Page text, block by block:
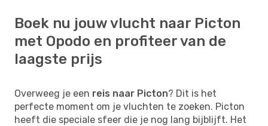
Boek nu jouw vlucht naar Picton
met Opodo en profiteer van de
laagste prijs
Overweeg je een reis naar Picton? Dit is het
perfecte moment om je vluchten te zoeken. Picton
heeft die speciale sfeer die je nog lang bijblijft. Het